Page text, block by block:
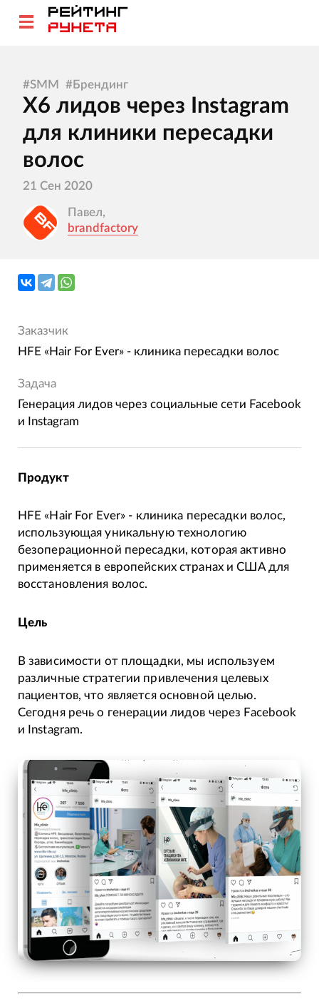
#SMM #Брендинг
X6 лидов через Instagram
для клиники пересадки
волос
21 Сен 2020
Павел,
brandfactory
Заказчик
HFE «Hair For Ever» - клиника пересадки волос
Задача
Генерация лидов через социальные сети Facebook
и Instagram
Продукт
HFE «Hair For Ever» - клиника пересадки волос,
использующая уникальную технологию
безоперационной пересадки, которая активно
применяется в европейских странах и США для
восстановления волос.
Цель
В зависимости от площадки, мы используем
различные стратегии привлечения целевых
пациентов, что является основной целью.
Сегодня речь о генерации лидов через Facebook
и Instagram.